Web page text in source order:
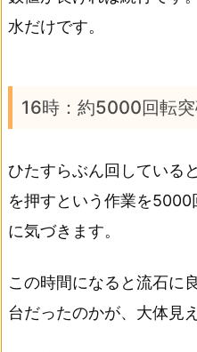
水だけです。
16時：約5000回転
ひたすらぶん回している
を押すという作業を5000
に気づきます。
この時間になると流石に
台だったのかが、大体見